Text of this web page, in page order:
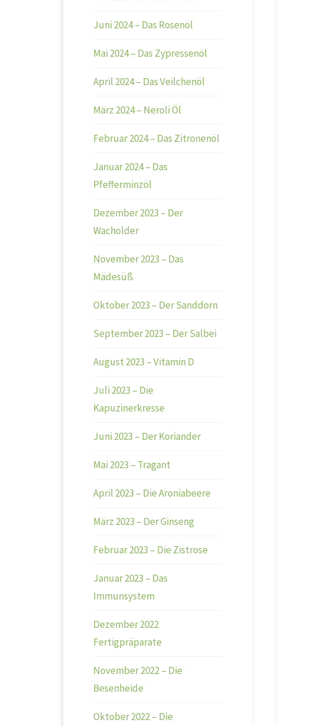
Juni 2024 – Das Rosenöl
Mai 2024 – Das Zypressenöl
April 2024 – Das Veilchenöl
März 2024 – Neroli Öl
Februar 2024 – Das Zitronenöl
Januar 2024 – Das
Pfefferminzöl
Dezember 2023 – Der
Wacholder
November 2023 – Das
Mädesüß
Oktober 2023 – Der Sanddorn
September 2023 – Der Salbei
August 2023 – Vitamin D
Juli 2023 – Die
Kapuzinerkresse
Juni 2023 – Der Koriander
Mai 2023 – Tragant
April 2023 – Die Aroniabeere
März 2023 – Der Ginseng
Februar 2023 – Die Zistrose
Januar 2023 – Das
Immunsystem
Dezember 2022
Fertigpräparate
November 2022 – Die
Besenheide
Oktober 2022 – Die